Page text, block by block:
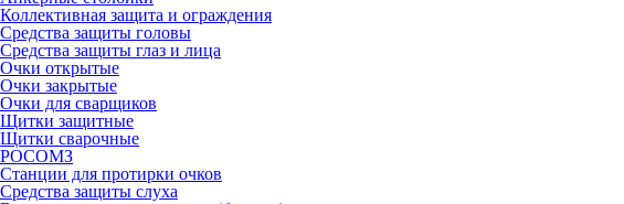
Коллективная защита и ограждения
Средства защиты головы
Средства защиты глаз и лица
Очки открытые
Очки закрытые
Очки для сварщиков
Щитки защитные
Щитки сварочные
РОСОМЗ
Станции для протирки очков
Средства защиты слуха